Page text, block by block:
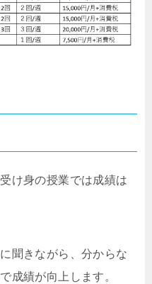
け身の授業では成績は
聞きながら、分からな
成績が向上します。